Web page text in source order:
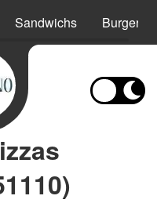
Sandwichs Burgers